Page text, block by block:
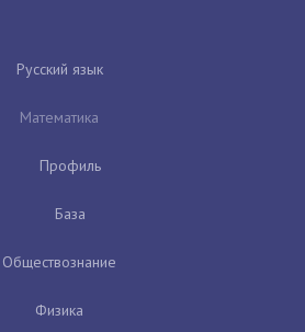
Русский язык
Математика
Профиль
База
Обществознание
Физика